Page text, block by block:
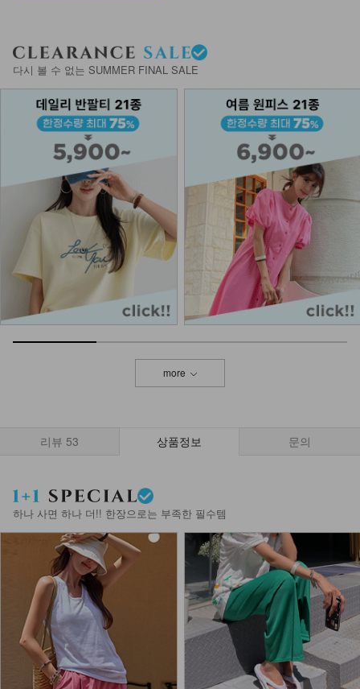
다시 볼 수 없는 SUMMER FINAL SALE
more
리뷰 53 상품정보 문의
하나 사면 하나 더!! 한장으로는 부족한 필수템